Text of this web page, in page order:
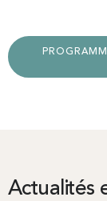
Actualités